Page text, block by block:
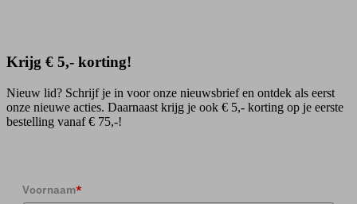
Krijg € 5,- korting!
Nieuw lid? Schrijf je in voor onze nieuwsbrief en ontdek als eerst
onze nieuwe acties. Daarnaast krijg je ook € 5,- korting op je eerste
bestelling vanaf € 75,-!
Voornaam*